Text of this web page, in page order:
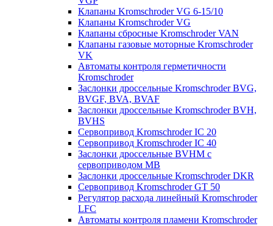
Клапаны Kromschroder VG 6-15/10
Клапаны Kromschroder VG
Клапаны сбросные Kromschroder VAN
Клапаны газовые моторные Kromschroder
VK
Автоматы контроля герметичности
Kromschroder
Заслонки дроссельные Kromschroder BVG,
BVGF, BVA, BVAF
Заслонки дроссельные Kromschroder BVH,
BVHS
Сервопривод Kromschroder IC 20
Сервопривод Kromschroder IC 40
Заслонки дроссельные BVHM с
сервоприводом МВ
Заслонки дроссельные Kromschroder DKR
Cервопривод Kromschroder GT 50
Регулятор расхода линейный Kromschroder
LFC
Автоматы контроля пламени Kromschroder